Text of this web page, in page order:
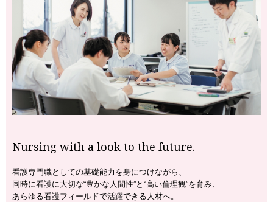
Nursing with a look to the future.
看護専門職としての基礎能力を身につけながら、
同時に看護に大切な“豊かな人間性”と“高い倫理観”を育み、
あらゆる看護フィールドで活躍できる人材へ。